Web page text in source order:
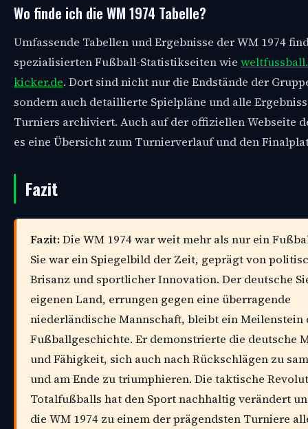
Wo finde ich die WM 1974 Tabelle?
Umfassende Tabellen und Ergebnisse der WM 1974
spezialisierten Fußball-Statistikseiten wie
kicker.de. Dort sind nicht nur die Endstände der
sondern auch detaillierte Spielpläne und alle
Turniers archiviert. Auch auf der offiziellen Webseite
es eine Übersicht zum Turnierverlauf und den
Fazit
Fazit:Die WM 1974 war weit mehr als nur ein
Sie war ein Spiegelbild der Zeit, geprägt von
Brisanz und sportlicher Innovation. Der deutsche
eigenen Land, errungen gegen eine überragende
niederländische Mannschaft, bleibt ein Meilenstein
Fußballgeschichte. Er demonstrierte die deutsche
und Fähigkeit, sich auch nach Rückschlägen zu
und am Ende zu triumphieren. Die taktische
Totalfußballs hat den Sport nachhaltig verändert
die WM 1974 zu einem der prägendsten Turniere